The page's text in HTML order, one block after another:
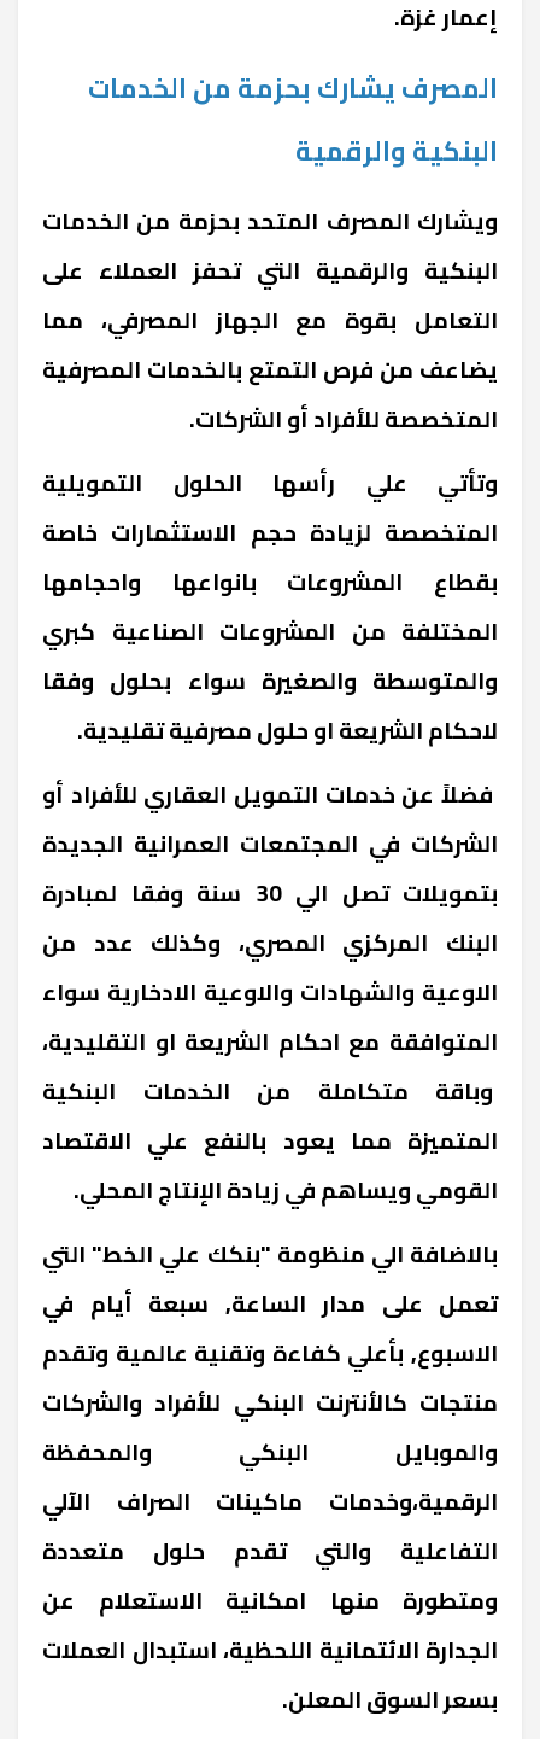
إعمار غزة.
المصرف يشارك بحزمة من الخدمات
البنكية والرقمية
ويشارك المصرف المتحد بحزمة من الخدمات
البنكية والرقمية التي تحفز العملاء على
التعامل بقوة مع الجهاز المصرفي، مما
يضاعف من فرص التمتع بالخدمات المصرفية
المتخصصة للأفراد أو الشركات.
وتأتي علي رأسها الحلول التمويلية
المتخصصة لزيادة حجم الاستثمارات خاصة
بقطاع المشروعات بانواعها واحجامها
المختلفة من المشروعات الصناعية كبري
والمتوسطة والصغيرة سواء بحلول وفقا
لاحكام الشريعة او حلول مصرفية تقليدية.
فضلاً عن خدمات التمويل العقاري للأفراد أو
الشركات في المجتمعات العمرانية الجديدة
بتمويلات تصل الي 30 سنة وفقا لمبادرة
البنك المركزي المصري، وكذلك عدد من
الاوعية والشهادات والاوعية الادخارية سواء
المتوافقة مع احكام الشريعة او التقليدية،
وباقة متكاملة من الخدمات البنكية
المتميزة مما يعود بالنفع علي الاقتصاد
القومي ويساهم في زيادة الإنتاج المحلي.
بالاضافة الي منظومة "بنكك علي الخط" التي
تعمل على مدار الساعة, سبعة أيام في
الاسبوع, بأعلي كفاءة وتقنية عالمية وتقدم
منتجات كالأنترنت البنكي للأفراد والشركات
والموبايل البنكي والمحفظة
الرقمية،وخدمات ماكينات الصراف الآلي
التفاعلية والتي تقدم حلول متعددة
ومتطورة منها امكانية الاستعلام عن
الجدارة الائتمانية اللحظية، استبدال العملات
بسعر السوق المعلن.